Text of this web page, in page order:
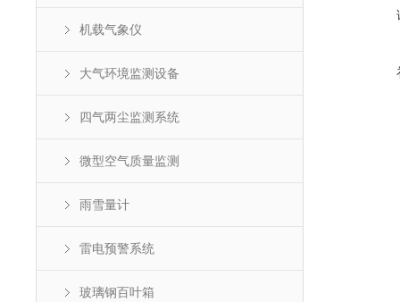
机载气象仪
大气环境监测设备
四气两尘监测系统
微型空气质量监测
雨雪量计
雷电预警系统
玻璃钢百叶箱